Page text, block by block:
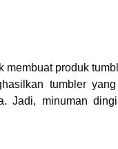
membuat produk
tumbler
Jadi, minuman